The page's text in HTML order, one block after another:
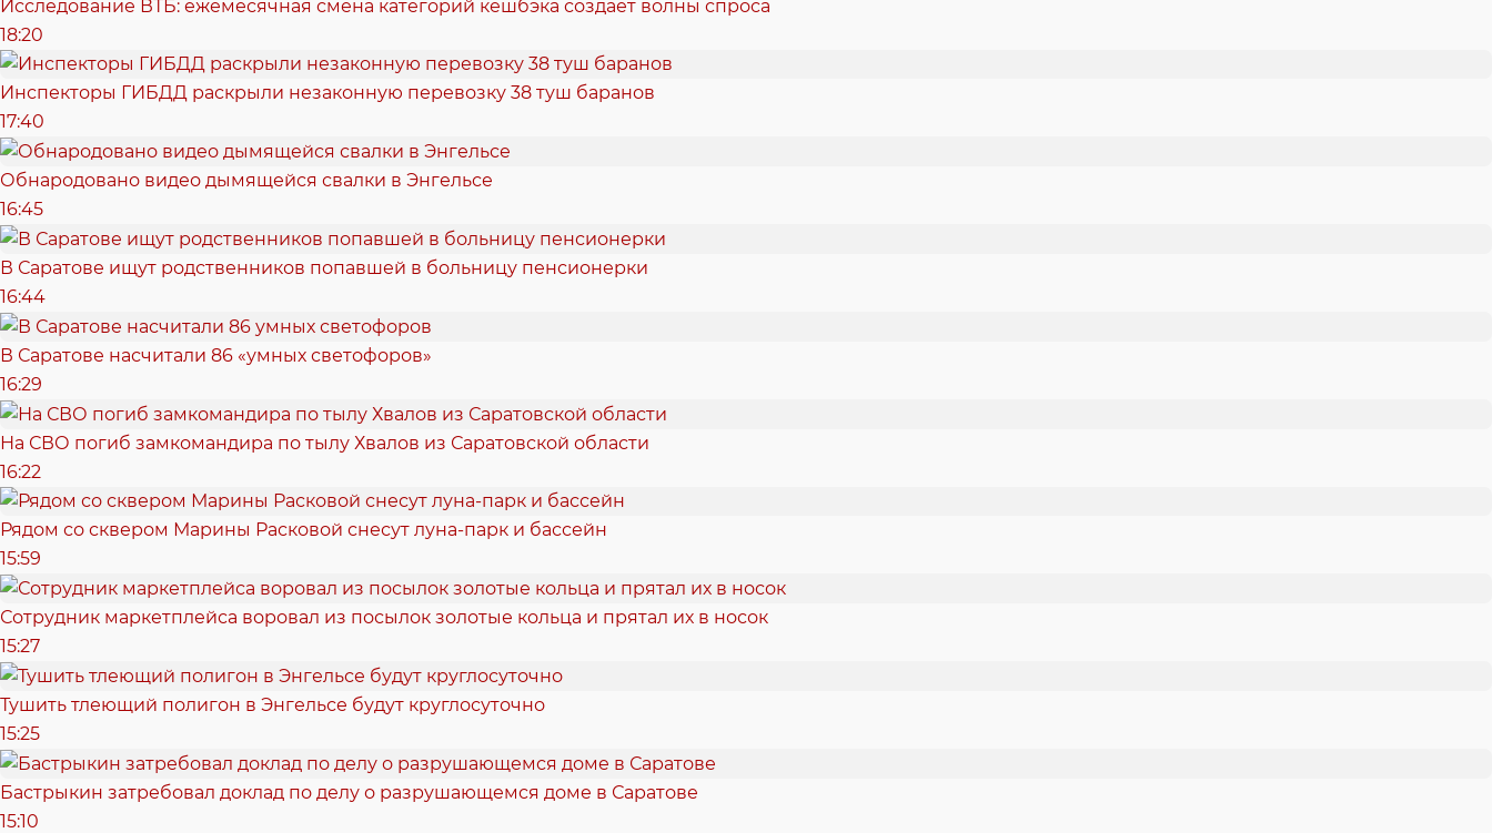
Исследование ВТБ: ежемесячная смена категорий кешбэка создает волны спроса
18:20
Инспекторы ГИБДД раскрыли незаконную перевозку 38 туш баранов
17:40
Обнародовано видео дымящейся свалки в Энгельсе
16:45
В Саратове ищут родственников попавшей в больницу пенсионерки
16:44
В Саратове насчитали 86 «умных светофоров»
16:29
На СВО погиб замкомандира по тылу Хвалов из Саратовской области
16:22
Рядом со сквером Марины Расковой снесут луна-парк и бассейн
15:59
Сотрудник маркетплейса воровал из посылок золотые кольца и прятал их в носок
15:27
Тушить тлеющий полигон в Энгельсе будут круглосуточно
15:25
Бастрыкин затребовал доклад по делу о разрушающемся доме в Саратове
15:10